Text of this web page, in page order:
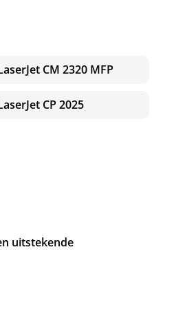
CM 2320 MFP
CP 2025
uitstekende